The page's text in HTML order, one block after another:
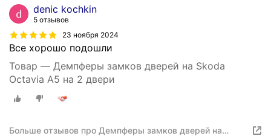
denic kochkin
5 отзывов
23 ноября 2024
Все хорошо подошли
Товар — Демпферы замков дверей на Skoda
Octavia A5 на 2 двери
Больше отзывов про Демпферы замков дверей на